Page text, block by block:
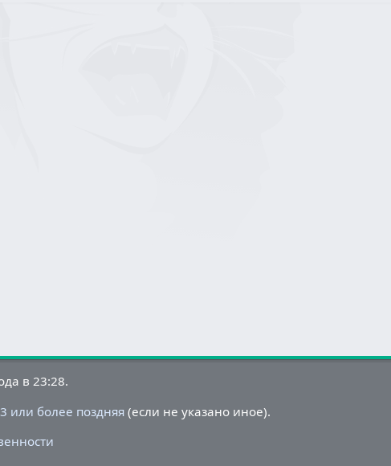
в 23:28.
или более поздняя (если не указано иное).